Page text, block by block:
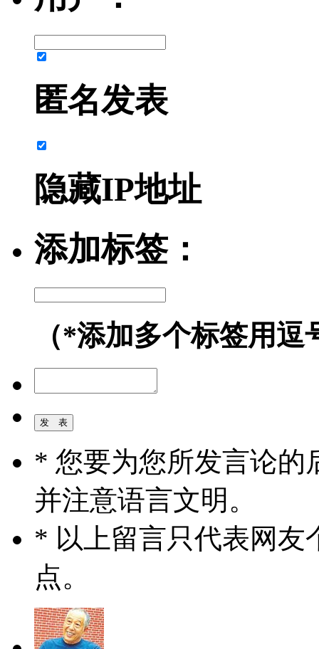
匿名发表
隐藏IP地址
添加标签：
（*添加多个标签用逗
* 您要为您所发言论的
并注意语言文明。
* 以上留言只代表网友
点。